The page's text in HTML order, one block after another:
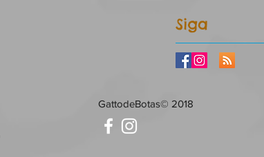
Siga
GattodeBotas​© 2018